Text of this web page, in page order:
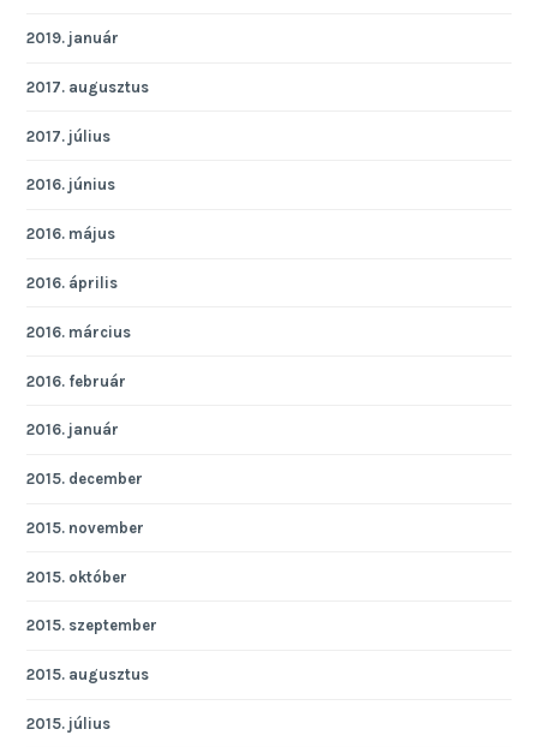
2019. január
2017. augusztus
2017. július
2016. június
2016. május
2016. április
2016. március
2016. február
2016. január
2015. december
2015. november
2015. október
2015. szeptember
2015. augusztus
2015. július